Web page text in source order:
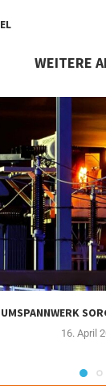
WEITERE
16. April